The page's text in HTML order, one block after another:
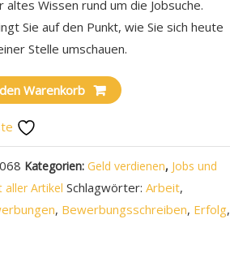
altes Wissen rund um die Jobsuche.
Sie auf den Punkt, wie Sie sich heute
Stelle umschauen.
Warenkorb
Kategorien:Geld verdienen, Jobs und
aller Artikel Schlagwörter:Arbeit,
, Bewerbungsschreiben, Erfolg,